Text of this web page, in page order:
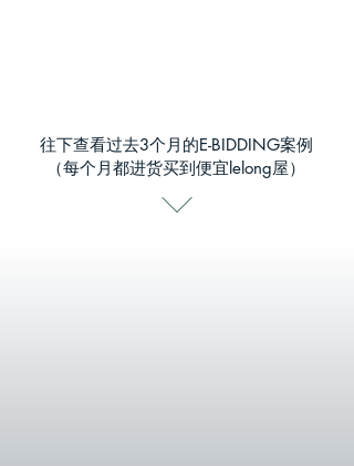
往下查看过去3个月的E-BIDDING案例
​（每个月都进货买到便宜lelong屋）